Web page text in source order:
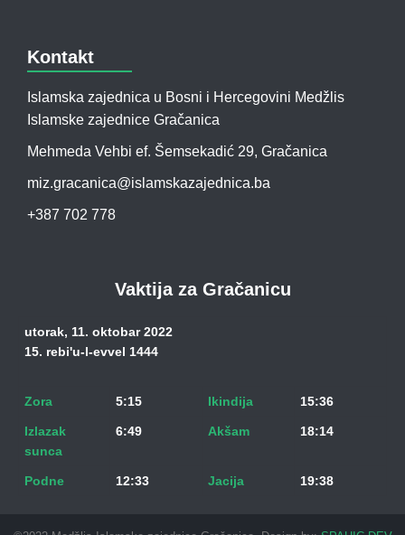
Kontakt
Islamska zajednica u Bosni i Hercegovini Medžlis
Islamske zajednice Gračanica
Mehmeda Vehbi ef. Šemsekadić 29, Gračanica
miz.gracanica@islamskazajednica.ba
+387 702 778
Vaktija za Gračanicu
utorak, 11. oktobar 2022
15. rebi'u-l-evvel 1444
Zora 5:15 Ikindija 15:36
Izlazak
sunca
6:49 Akšam 18:14
Podne 12:33 Jacija 19:38